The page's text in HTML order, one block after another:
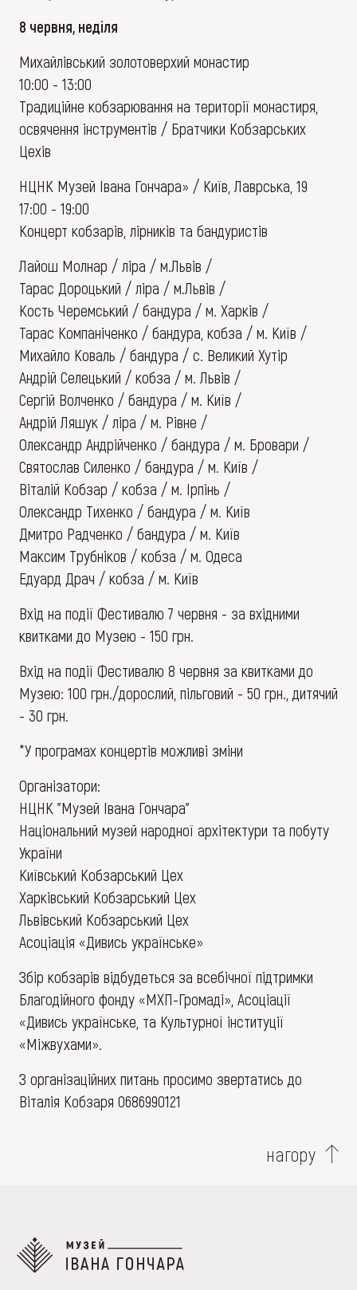
8 червня, неділя
Михайлівський золотоверхий монастир
10:00 - 13:00
Традиційне кобзарювання на території монастиря,
освячення інструментів / Братчики Кобзарських
Цехів
НЦНК Музей Івана Гончара» / Київ, Лаврська, 19
17:00 - 19:00
Концерт кобзарів, лірників та бандуристів
Лайош Молнар / ліра / м.Львів /
Тарас Дороцький / ліра / м.Львів /
Кость Черемський / бандура / м. Харків /
Тарас Компаніченко / бандура, кобза / м. Київ /
Михайло Коваль / бандура / с. Великий Хутір
Андрій Селецький / кобза / м. Львів /
Сергій Волченко / бандура / м. Київ /
Андрій Ляшук / ліра / м. Рівне /
Олександр Андрійченко / бандура / м. Бровари /
Святослав Силенко / бандура / м. Київ /
Віталій Кобзар / кобза / м. Ірпінь /
Олександр Тихенко / бандура / м. Київ
Дмитро Радченко / бандура / м. Київ
Максим Трубніков / кобза / м. Одеса
Едуард Драч / кобза / м. Київ
Вхід на події Фестивалю 7 червня - за вхідними
квитками до Музею - 150 грн.
Вхід на події Фестивалю 8 червня за квитками до
Музею: 100 грн./дорослий, пільговий - 50 грн., дитячий
- 30 грн.
*У програмах концертів можливі зміни
Організатори:
НЦНК "Музей Івана Гончара"
Національний музей народної архітектури та побуту
України
Київський Кобзарський Цех
Харківський Кобзарський Цех
Львівський Кобзарський Цех
Асоціація «Дивись українське»
Збір кобзарів відбудеться за всебічної підтримки
Благодійного фонду «МХП-Громаді», Асоціації
«Дивись українське, та Культурної інституції
«Міжвухами».
З організаційних питань просимо звертатись до
Віталія Кобзаря 0686990121
нагору